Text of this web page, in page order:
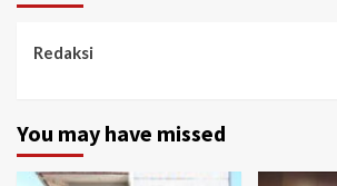
Redaksi
You may have missed